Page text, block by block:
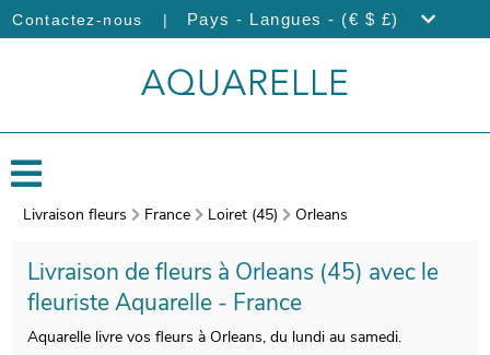
Contactez-nous | Pays - Langues - (€ $ £)
Livraison fleurs France Loiret (45) Orleans
Livraison de fleurs à Orleans (45) avec le
fleuriste Aquarelle - France
Aquarelle livre vos fleurs à Orleans, du lundi au samedi.